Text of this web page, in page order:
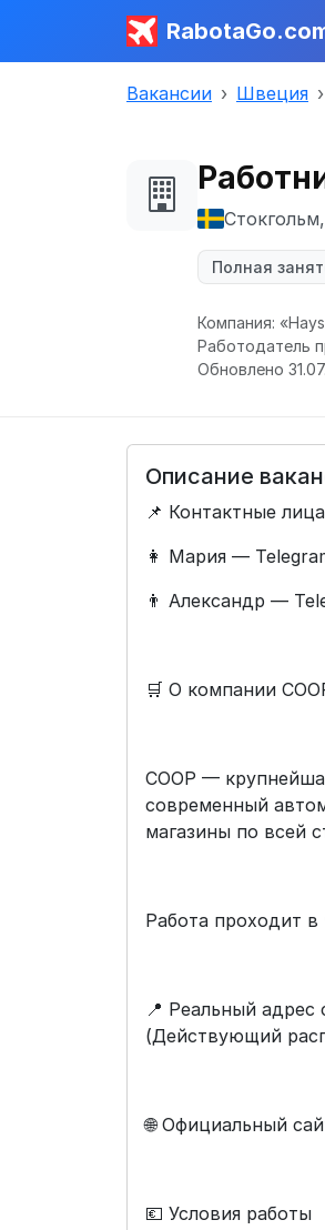
Вакансии Швеция
Полная
Компания:
Работодатель
Обновлено
Описание
📌 Контактные
👩 Мария —
👨 Александр —
🛒 О компании
COOP —
современный
магазины по всей
Работа проходит
📍 Реальный адрес
(Действующий
🌐 Официальный
💶 Условия работы